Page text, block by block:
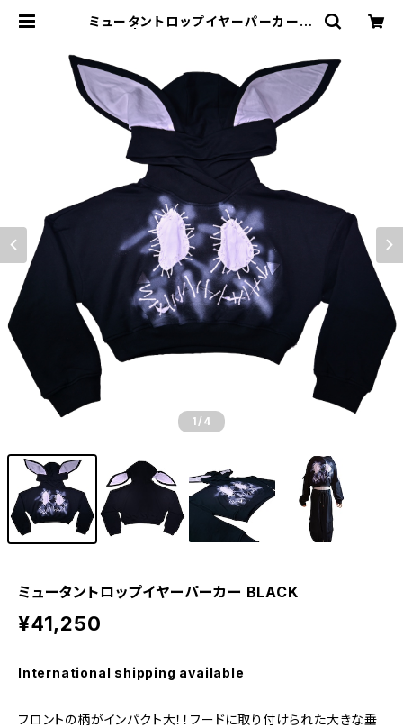
ミュータントロップイヤーパーカー B
1 /4
ミュータントロップイヤーパーカー BLACK
¥41,250
International shipping available
フロントの柄がインパクト大！！フードに取り付けられた大きな垂